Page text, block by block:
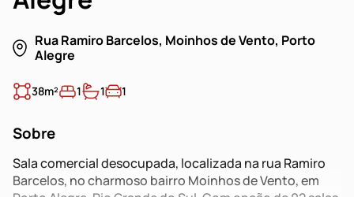
Rua Ramiro Barcelos, Moinhos de Vento, Porto
Alegre
38m² 1 1 1
Sobre
Sala comercial desocupada, localizada na rua Ramiro
Barcelos, no charmoso bairro Moinhos de Vento, em